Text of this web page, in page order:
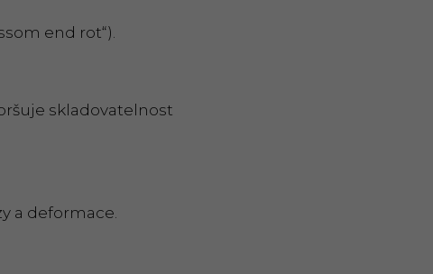
end rot“).
skladovatelnost
a deformace.